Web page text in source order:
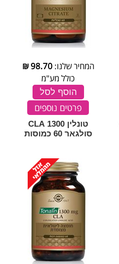
המחיר שלנו:98.70
₪
כולל מע"מ
הוסף לסל
פרטים נוספים
טונלין 1300 CLA
סולגאר 60 כמוסות